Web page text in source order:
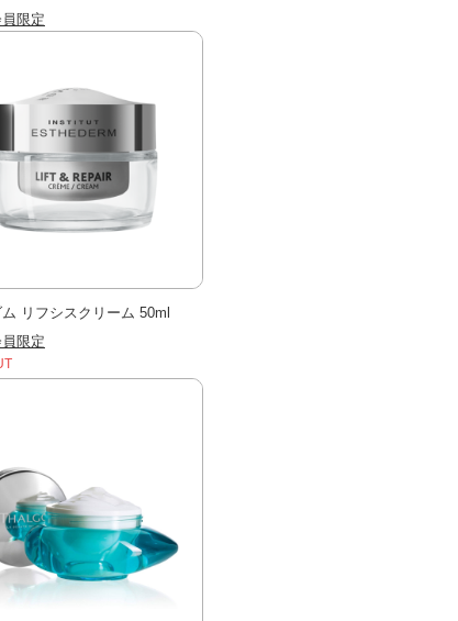
限定
リフシスクリーム 50ml
限定